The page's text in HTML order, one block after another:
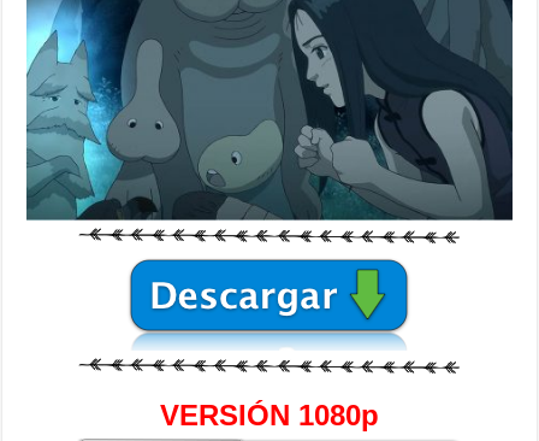
VERSIÓN 1080p